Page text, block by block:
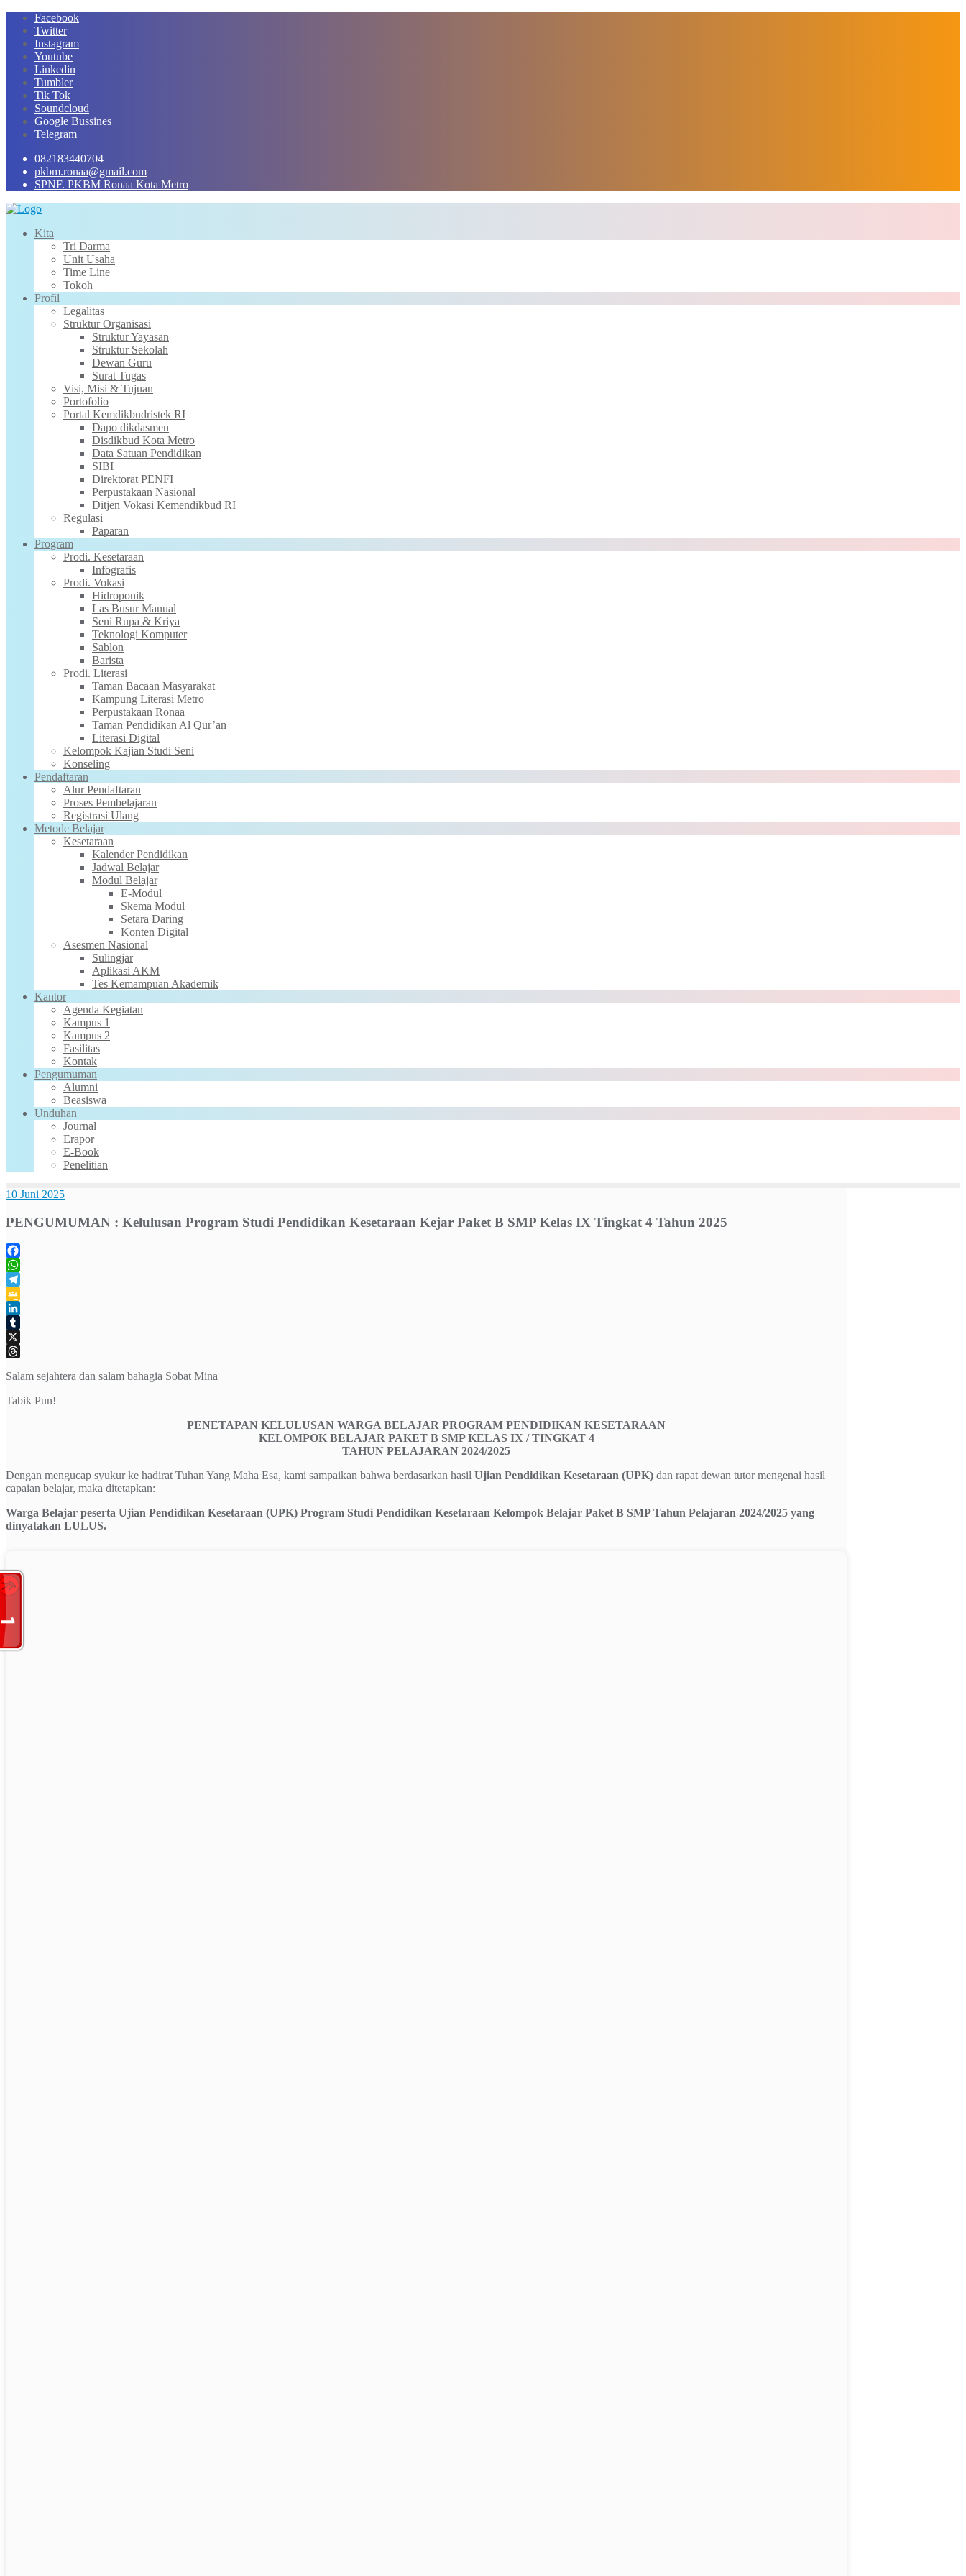
Skip
content
Facebook
Twitter
Instagram
Youtube
Linkedin
Tumbler
Tik Tok
Soundcloud
Google Bussines
Telegram
082183440704
pkbm.ronaa@gmail.com
SPNF. PKBM Ronaa Kota Metro
Kita
Tri Darma
Unit Usaha
Time Line
Tokoh
Profil
Legalitas
Struktur Organisasi
Struktur Yayasan
Struktur Sekolah
Dewan Guru
Surat Tugas
Visi, Misi & Tujuan
Portofolio
Portal Kemdikbudristek RI
Dapo dikdasmen
Disdikbud Kota Metro
Data Satuan Pendidikan
SIBI
Direktorat PENFI
Perpustakaan Nasional
Ditjen Vokasi Kemendikbud RI
Regulasi
Paparan
Program
Prodi. Kesetaraan
Infografis
Prodi. Vokasi
Hidroponik
Las Busur Manual
Seni Rupa & Kriya
Teknologi Komputer
Sablon
Barista
Prodi. Literasi
Taman Bacaan Masyarakat
Kampung Literasi Metro
Perpustakaan Ronaa
Taman Pendidikan Al Qur’an
Literasi Digital
Kelompok Kajian Studi Seni
Konseling
Pendaftaran
Alur Pendaftaran
Proses Pembelajaran
Registrasi Ulang
Metode Belajar
Kesetaraan
Kalender Pendidikan
Jadwal Belajar
Modul Belajar
E-Modul
Skema Modul
Setara Daring
Konten Digital
Asesmen Nasional
Sulingjar
Aplikasi AKM
Tes Kemampuan Akademik
Kantor
Agenda Kegiatan
Kampus 1
Kampus 2
Fasilitas
Kontak
Pengumuman
Alumni
Beasiswa
Unduhan
Journal
Erapor
E-Book
Penelitian
10 Juni 2025
PENGUMUMAN : Kelulusan Program Studi Pendidikan Kesetaraan Kejar Paket B SMP Kelas IX Tingkat 4 Tahun 2025
Facebook
WhatsApp
Telegram
Google
Classroom
LinkedIn
Tumblr
X
Salam sejahtera dan salam bahagia Sobat Mina
Tabik Pun!
PENETAPAN KELULUSAN WARGA BELAJAR PROGRAM PENDIDIKAN KESETARAAN
KELOMPOK BELAJAR PAKET B SMP KELAS IX / TINGKAT 4
TAHUN PELAJARAN 2024/2025
Dengan mengucap syukur ke hadirat Tuhan Yang Maha Esa, kami sampaikan bahwa berdasarkan hasil Ujian Pendidikan Kesetaraan (UPK) dan rapat dewan tutor mengenai hasil
capaian belajar, maka ditetapkan:
Warga Belajar peserta Ujian Pendidikan Kesetaraan (UPK) Program Studi Pendidikan Kesetaraan Kelompok Belajar Paket B SMP Tahun Pelajaran 2024/2025 yang
dinyatakan LULUS.